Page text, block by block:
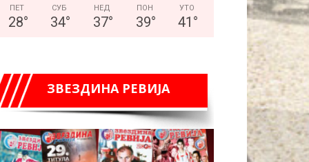
ПЕТ
28°
СУБ
34°
НЕД
37°
ПОН
39°
УТО
41 °
ЗВЕЗДИНА РЕВИЈА